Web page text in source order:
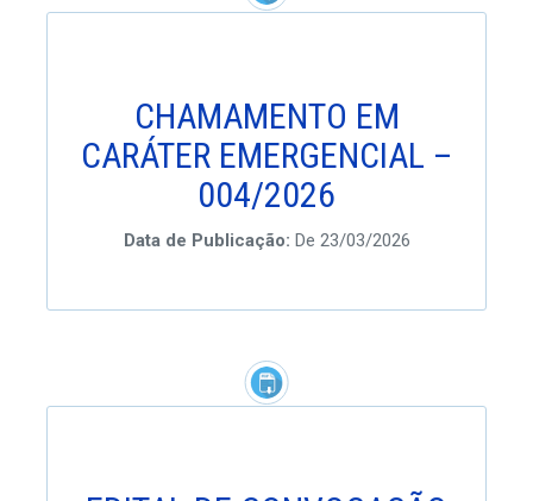
CHAMAMENTO EM
CARÁTER EMERGENCIAL –
004/2026
Data de Publicação: De 23/03/2026